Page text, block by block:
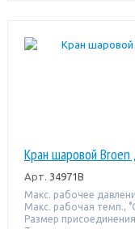
Кран шаровой
Арт. 34971B
Макс. рабочее
Макс. рабочая темп.,
Размер